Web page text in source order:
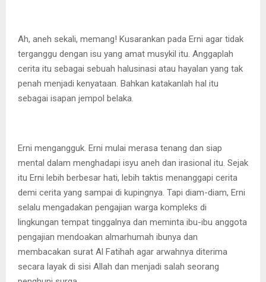
Ah, aneh sekali, memang! Kusarankan pada Erni agar tidak
terganggu dengan isu yang amat musykil itu. Anggaplah
cerita itu sebagai sebuah halusinasi atau hayalan yang tak
penah menjadi kenyataan. Bahkan katakanlah hal itu
sebagai isapan jempol belaka.
Erni mengangguk. Erni mulai merasa tenang dan siap
mental dalam menghadapi isyu aneh dan irasional itu. Sejak
itu Erni lebih berbesar hati, lebih taktis menanggapi cerita
demi cerita yang sampai di kupingnya. Tapi diam-diam, Erni
selalu mengadakan pengajian warga kompleks di
lingkungan tempat tinggalnya dan meminta ibu-ibu anggota
pengajian mendoakan almarhumah ibunya dan
membacakan surat Al Fatihah agar arwahnya diterima
secara layak di sisi Allah dan menjadi salah seorang